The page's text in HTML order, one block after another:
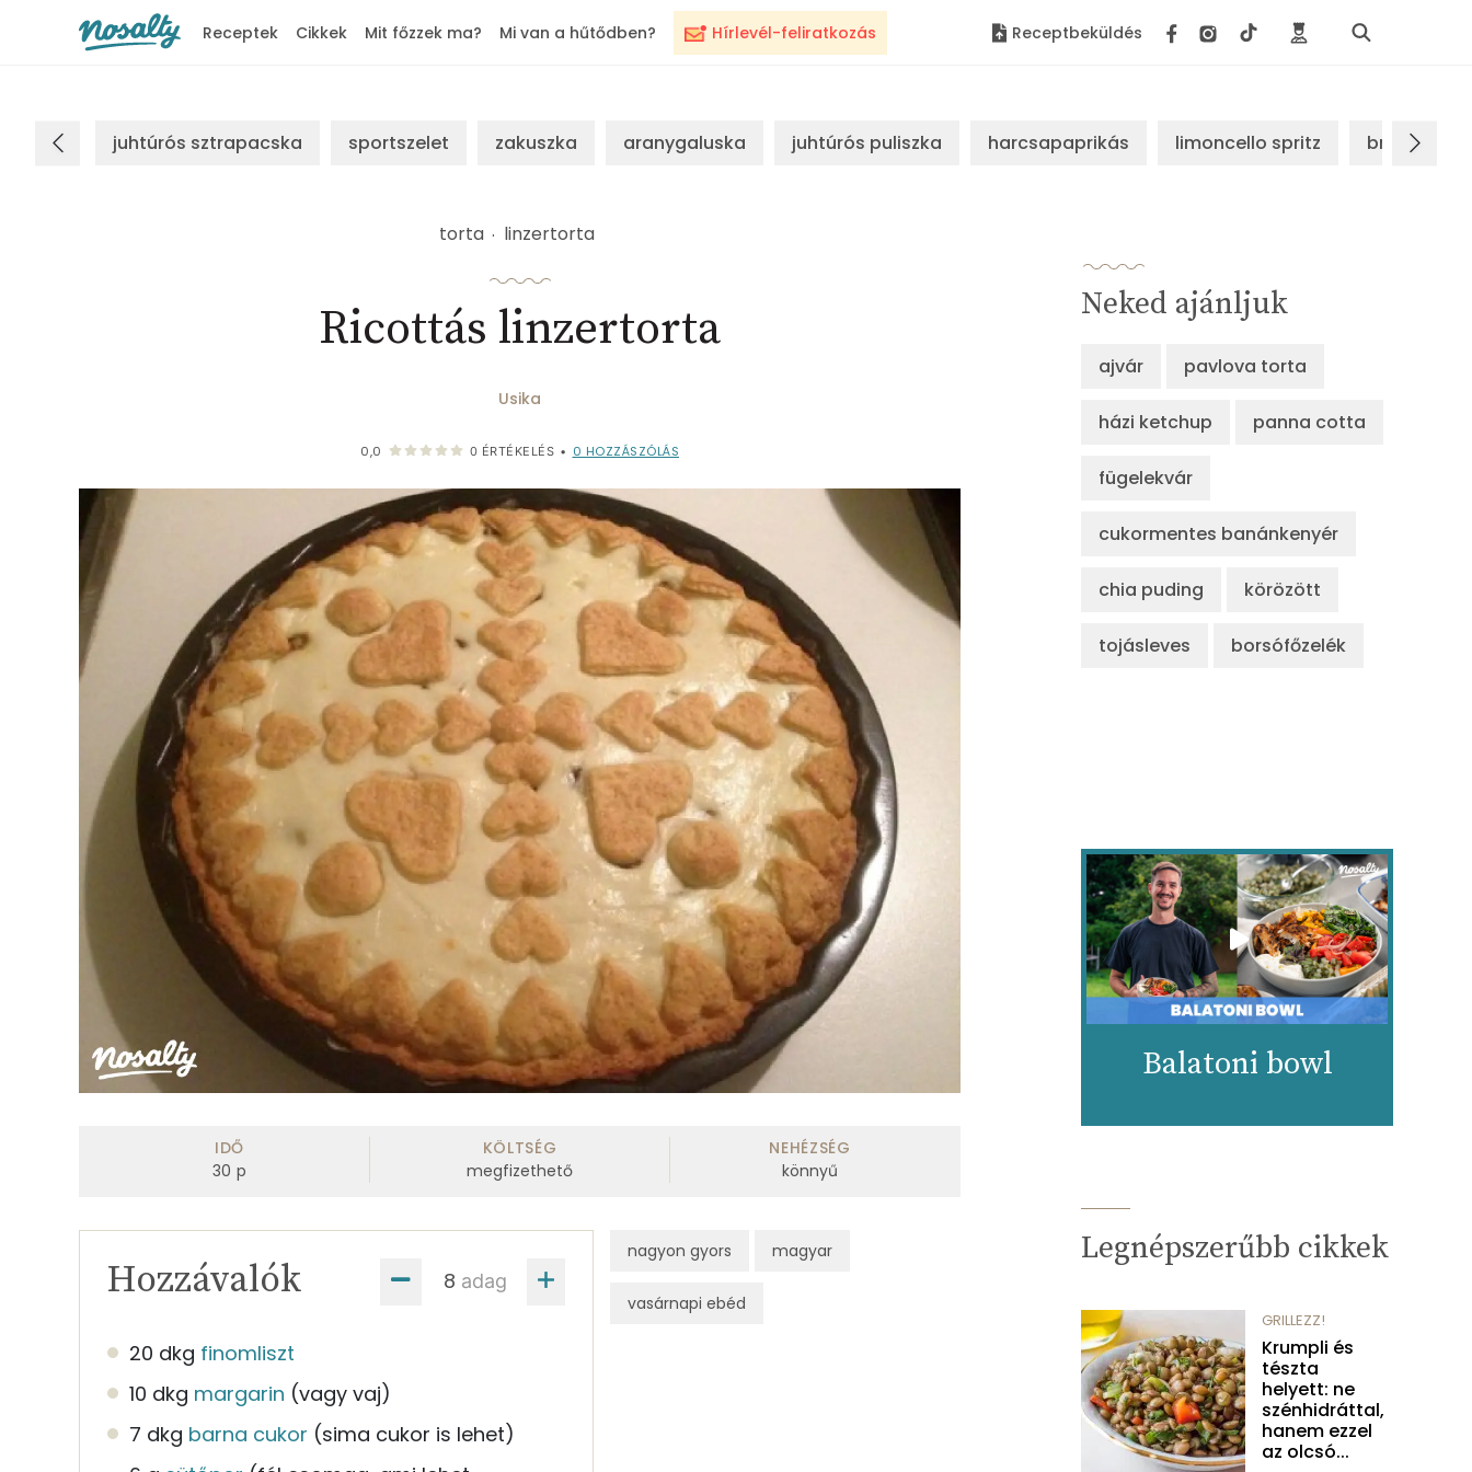
Hírlevél-feliratkozás
Receptek Cikkek Mit főzzek ma? Mi van a hűtődben? Receptbeküldés
juhtúrós sztrapacska sportszelet zakuszka aranygaluska juhtúrós puliszka harcsapaprikás limoncello spritz brassói
torta linzertorta
Ricottás linzertorta
Usika
0,0 0 ÉRTÉKELÉS • 0 HOZZÁSZÓLÁS
IDŐ
30 p
KÖLTSÉG
megfizethető
NEHÉZSÉG
könnyű
adag
Hozzávalók
20 dkg finomliszt
10 dkg margarin (vagy vaj)
7 dkg barna cukor (sima cukor is lehet)
nagyon gyors magyar
vasárnapi ebéd
Neked ajánljuk
ajvár pavlova torta
házi ketchup panna cotta
fügelekvár
cukormentes banánkenyér
chia puding körözött
tojásleves borsófőzelék
Balatoni bowl
Legnépszerűbb cikkek
GRILLEZZ!
Krumpli és
tészta
helyett: ne
szénhidráttal,
hanem ezzel
az olcsó...